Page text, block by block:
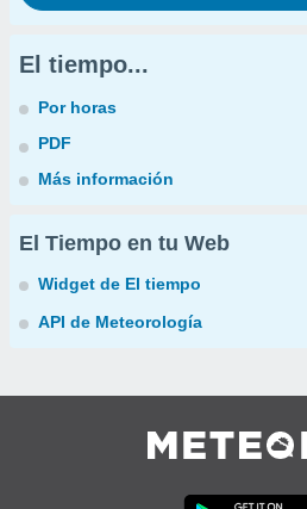
El tiempo...
Por horas
PDF
Más información
El Tiempo en tu Web
Widget de El tiempo
API de Meteorología